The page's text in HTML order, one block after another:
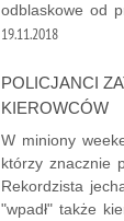
odblaskowe od
19.11.2018
POLICJANCI
KIEROWCÓW
W miniony
którzy znacznie
Rekordzista
"wpadł" także